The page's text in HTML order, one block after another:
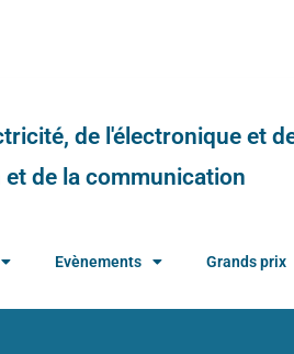
de l'électronique et
de la communication
Evènements Grands prix